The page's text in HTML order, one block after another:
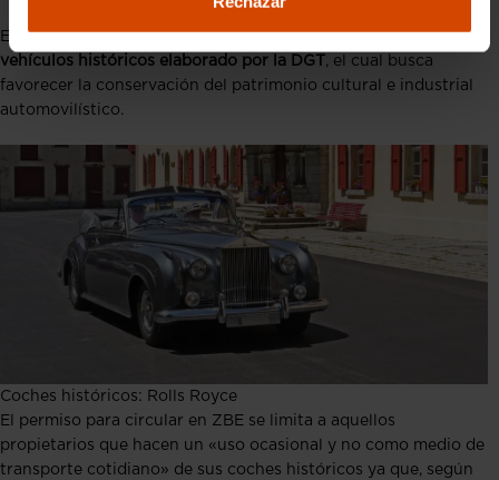
Este permiso forma parte de unnuevo reglamento sobre
vehículos históricos elaborado por la DGT , el cual busca
favorecer la conservación del patrimonio cultural e industrial
automovilístico.
Coches históricos: Rolls Royce
El permiso para circular en ZBE se limita a aquellos
propietarios que hacen un «uso ocasional y no como medio de
transporte cotidiano» de sus coches históricos ya que, según